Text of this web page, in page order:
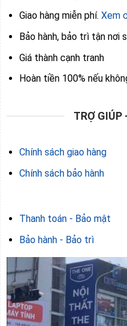
Giao hàng miễn phí. Xem
Bảo hành, bảo trì tận nơi
Giá thành cạnh tranh
Hoàn tiền 100% nếu
TRỢ GIÚP
Chính sách giao hàng
Chính sách bảo hành
Thanh toán - Bảo mật
Bảo hành - Bảo trì